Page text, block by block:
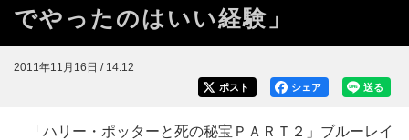
でやったのはいい経験」
2011年11月16日 / 14:12
送る
シェア
ポスト
「ハリー・ポッターと死の秘宝ＰＡＲＴ２」ブルーレイ